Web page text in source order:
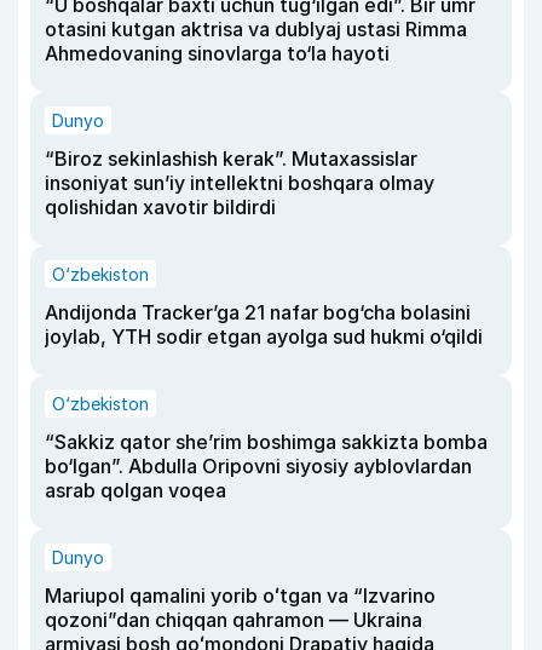
“U boshqalar baxti uchun tug‘ilgan edi”. Bir umr
otasini kutgan aktrisa va dublyaj ustasi Rimma
Ahmedovaning sinovlarga to‘la hayoti
Dunyo
“Biroz sekinlashish kerak”. Mutaxassislar
insoniyat sun’iy intellektni boshqara olmay
qolishidan xavotir bildirdi
O‘zbekiston
Andijonda Tracker’ga 21 nafar bog‘cha bolasini
joylab, YTH sodir etgan ayolga sud hukmi o‘qildi
O‘zbekiston
“Sakkiz qator she’rim boshimga sakkizta bomba
bo‘lgan”. Abdulla Oripovni siyosiy ayblovlardan
asrab qolgan voqea
Dunyo
Mariupol qamalini yorib oʻtgan va “Izvarino
qozoni”dan chiqqan qahramon — Ukraina
armiyasi bosh qoʻmondoni Drapatiy haqida